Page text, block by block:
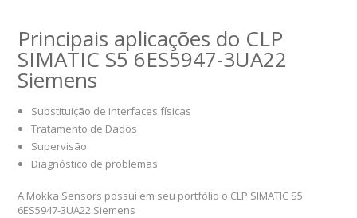
Principais aplicações do CLP
SIMATIC S5 6ES5947-3UA22
Siemens
Substituição de interfaces físicas
Tratamento de Dados
Supervisão
Diagnóstico de problemas
A Mokka Sensors possui em seu portfólio o CLP SIMATIC S5
6ES5947-3UA22 Siemens